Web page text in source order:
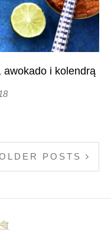
awokado i kolendrą
POSTS